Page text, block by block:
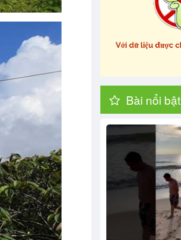
Bài nổi bật